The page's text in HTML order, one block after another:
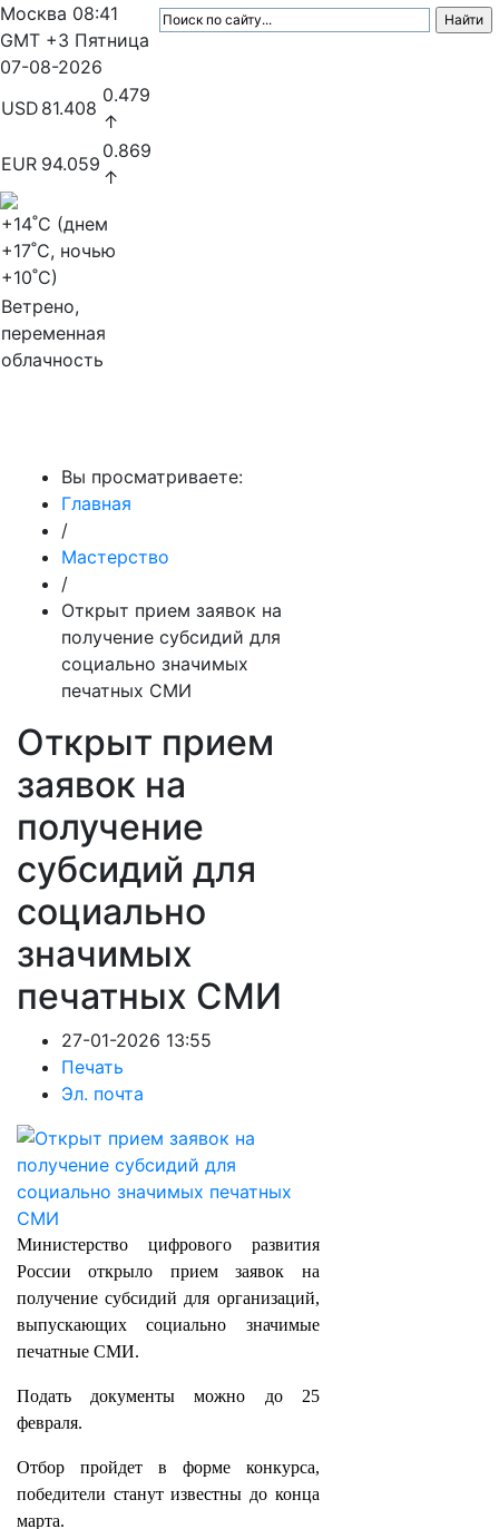
Москва 08:41
GMT +3 Пятница
07-08-2026
USD 81.408
0.479
↑
EUR 94.059
0.869
↑
+14˚C (днем
+17˚C, ночью
+10˚C)
Ветрено,
переменная
облачность
Вы просматриваете:
Главная
/
Мастерство
/
Открыт прием заявок на
получение субсидий для
социально значимых
печатных СМИ
Открыт прием
заявок на
получение
субсидий для
социально
значимых
печатных СМИ
27-01-2026 13:55
Печать
Эл. почта
Министерство цифрового развития
России открыло прием заявок на
получение субсидий для организаций,
выпускающих социально значимые
печатные СМИ.
Подать документы можно до 25
февраля.
Отбор пройдет в форме конкурса,
победители станут известны до конца
марта.